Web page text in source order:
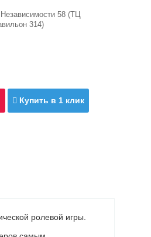
58 (ТЦ
314)
Купить в 1 клик
ролевой игры.